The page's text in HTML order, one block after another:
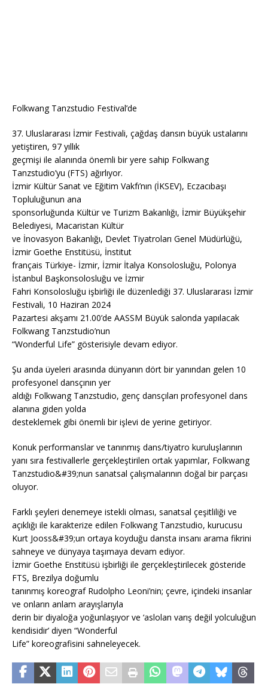
Folkwang Tanzstudio Festival’de
37. Uluslararası İzmir Festivali, çağdaş dansın büyük ustalarını
yetiştiren, 97 yıllık
geçmişi ile alanında önemli bir yere sahip Folkwang
Tanzstudio’yu (FTS) ağırlıyor.
İzmir Kültür Sanat ve Eğitim Vakfı’nın (İKSEV), Eczacıbaşı
Topluluğunun ana
sponsorluğunda Kültür ve Turizm Bakanlığı, İzmir Büyükşehir
Belediyesi, Macaristan Kültür
ve İnovasyon Bakanlığı, Devlet Tiyatroları Genel Müdürlüğü,
İzmir Goethe Enstitüsü, İnstitut
français Türkiye- İzmir, İzmir İtalya Konsolosluğu, Polonya
İstanbul Başkonsolosluğu ve İzmir
Fahri Konsolosluğu işbirliği ile düzenlediği 37. Uluslararası İzmir
Festivali, 10 Haziran 2024
Pazartesi akşamı 21.00’de AASSM Büyük salonda yapılacak
Folkwang Tanzstudio’nun
“Wonderful Life” gösterisiyle devam ediyor.
Şu anda üyeleri arasında dünyanın dört bir yanından gelen 10
profesyonel dansçının yer
aldığı Folkwang Tanzstudio, genç dansçıları profesyonel dans
alanına giden yolda
desteklemek gibi önemli bir işlevi de yerine getiriyor.
Konuk performanslar ve tanınmış dans/tiyatro kuruluşlarının
yanı sıra festivallerle gerçekleştirilen ortak yapımlar, Folkwang
Tanzstudio&#39;nun sanatsal çalışmalarının doğal bir parçası
oluyor.
Farklı şeyleri denemeye istekli olması, sanatsal çeşitliliği ve
açıklığı ile karakterize edilen Folkwang Tanzstudio, kurucusu
Kurt Jooss&#39;un ortaya koyduğu dansta insanı arama fikrini
sahneye ve dünyaya taşımaya devam ediyor.
İzmir Goethe Enstitüsü işbirliği ile gerçekleştirilecek gösteride
FTS, Brezilya doğumlu
tanınmış koreograf Rudolpho Leoni’nin; çevre, içindeki insanlar
ve onların anlam arayışlarıyla
derin bir diyaloğa yoğunlaşıyor ve ‘aslolan varış değil yolculuğun
kendisidir’ diyen “Wonderful
Life” koreografisini sahneleyecek.